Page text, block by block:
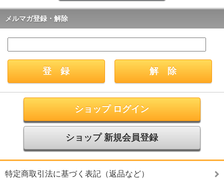
メルマガ登録・解除
ショップ ログイン
ショップ 新規会員登録
特定商取引法に基づく表記（返品など）